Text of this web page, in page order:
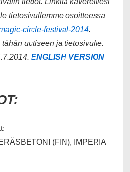
tiedot. Linkitä kavereillesi
tietosivullemme osoitteessa
circle-festival-2014.
uutiseen ja tietosivulle.
ENGLISH VERSION
(FIN), IMPERIA